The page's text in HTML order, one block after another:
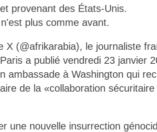
provenant des États-Unis.
plus comme avant.
X (@afrikarabia), le journaliste
a publié vendredi 23 janvier
ambassade à Washington qui
de la «collaboration
une nouvelle insurrection